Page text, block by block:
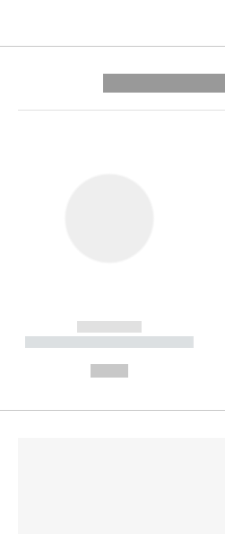
------------
----------- ----------- --------